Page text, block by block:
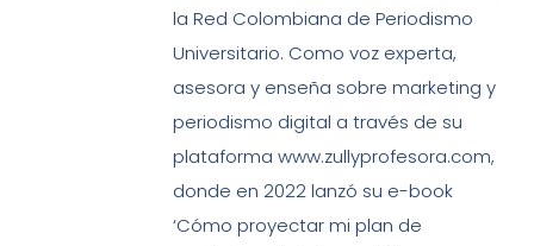
la Red Colombiana de Periodismo
Universitario. Como voz experta,
asesora y enseña sobre marketing y
periodismo digital a través de su
plataforma www.zullyprofesora.com,
donde en 2022 lanzó su e-book
‘Cómo proyectar mi plan de